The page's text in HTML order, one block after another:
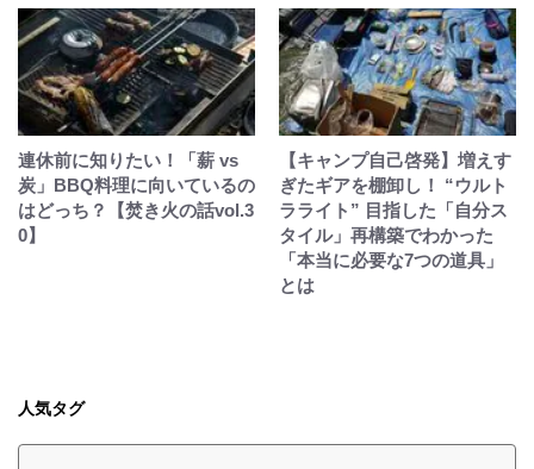
連休前に知りたい！「薪 vs
炭」BBQ料理に向いているの
はどっち？【焚き火の話vol.3
0】
【キャンプ自己啓発】増えす
ぎたギアを棚卸し！ “ウルト
ラライト” 目指した「自分ス
タイル」再構築でわかった
「本当に必要な7つの道具」
とは
人気タグ